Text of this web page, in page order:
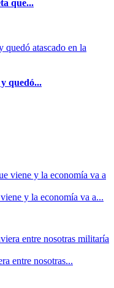
que...
quedó...
y la economía va a...
entre nosotras...